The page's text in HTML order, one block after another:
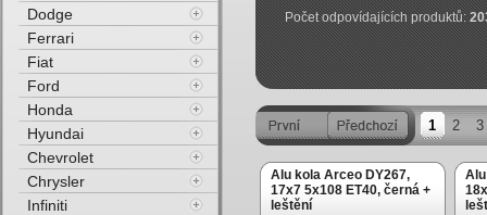
Počet odpovídajících produktů:
1 2 3
Alu kola Arceo DY267,
17x7 5x108 ET40, černá +
leštění
Dodge
Ferrari
Fiat
Ford
Honda
Hyundai
Chevrolet
Chrysler
Infiniti